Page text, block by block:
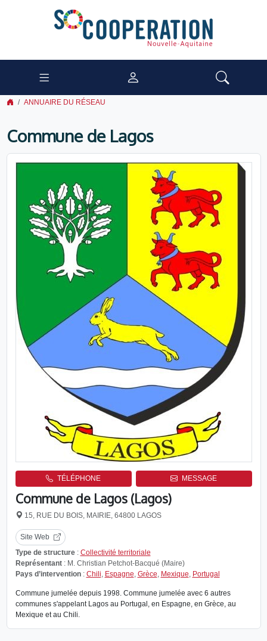
ANNUAIRE DU RÉSEAU
Commune de Lagos
TÉLÉPHONE MESSAGE
Commune de Lagos (Lagos)
15, RUE DU BOIS, MAIRIE, 64800 LAGOS
Site Web
Type de structure: Collectivité territoriale
Représentant: M. Christian Petchot-Bacqué (Maire)
Pays d’intervention: Chili, Espagne, Grèce, Mexique, Portugal
Commune jumelée depuis 1998. Commune jumelée avec 6 autres
communes s'appelant Lagos au Portugal, en Espagne, en Grèce, au
Mexique et au Chili.